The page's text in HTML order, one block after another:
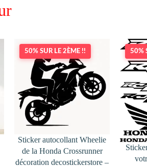
50% SUR LE 2ÈME !!
Sticker autocollant Wheelie
de la Honda Crossrunner
décoration decostickerstore –
50%